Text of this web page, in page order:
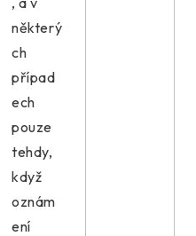
některý
ch
případ
ech
pouze
tehdy,
když
oznám
ení